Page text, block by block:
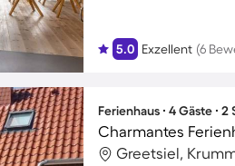
5.0 Exzellent (6
Ferienhaus ∙ 4 Gäste ∙
Greetsiel,